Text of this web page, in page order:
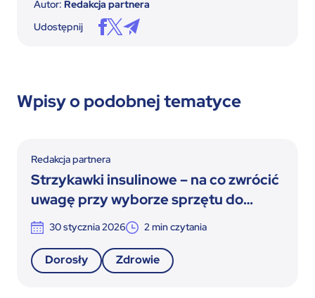
Autor: Redakcja partnera
Udostępnij
Wpisy o podobnej tematyce
Redakcja partnera
Strzykawki insulinowe – na co zwrócić
uwagę przy wyborze sprzętu do
terapii insulinowej
30 stycznia 2026 2min czytania
Dorosły Zdrowie